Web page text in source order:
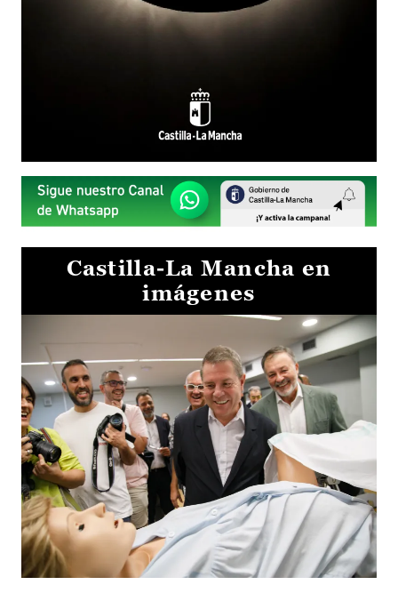
Castilla-La Mancha en
imágenes